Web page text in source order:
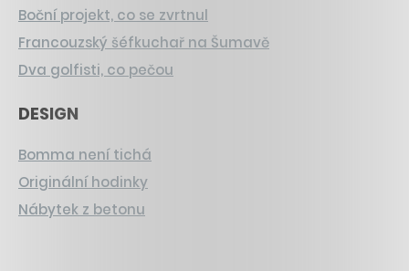
Boční projekt, co se zvrtnul
Francouzský šéfkuchař na Šumavě
Dva golfisti, co pečou
DESIGN
Bomma není tichá
Originální hodinky
Nábytek z betonu